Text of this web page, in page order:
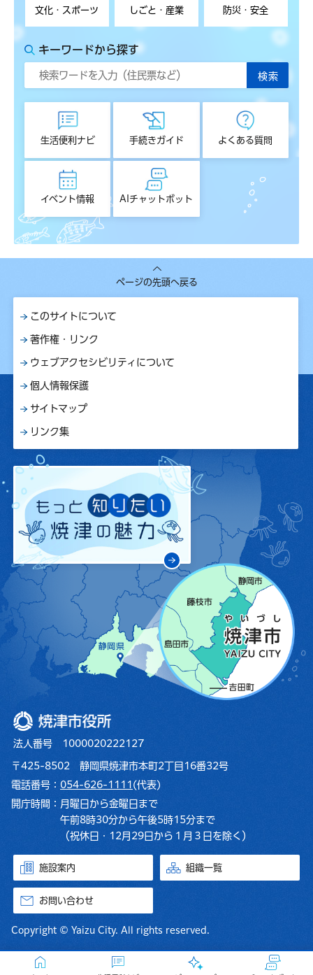
文化・スポーツ しごと・産業 防災・安全
キーワードから探す
生活便利ナビ 手続きガイド よくある質問
イベント情報 AIチャットボット
ページの先頭へ戻る
このサイトについて
著作権・リンク
ウェブアクセシビリティについて
個人情報保護
サイトマップ
リンク集
焼津市役所
法人番号 1000020222127
〒425-8502 静岡県焼津市本町2丁目16番32号
電話番号： 054-626-1111 (代表)
開庁時間： 月曜日から金曜日まで
午前8時30分から午後5時15分まで
（祝休日・12月29日から１月３日を除く）
施設案内 組織一覧
お問い合わせ
Copyright © Yaizu City. All rights reserved.